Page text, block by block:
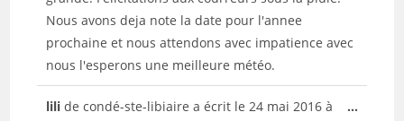
Nous avons deja note la date pour l'annee
prochaine et nous attendons avec impatience avec
nous l'esperons une meilleure météo.
lilide condé-ste-libiaire a écrit le 24 mai 2016 à
...Ouvrir/